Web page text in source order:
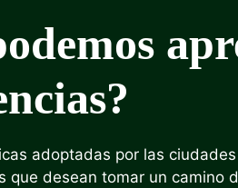
adoptadas por las
que desean tomar un camino